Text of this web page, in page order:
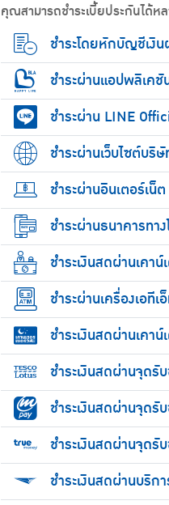
คุณสามารถชำระเบี้ยประกันได้ห
ชำระโดยหักบัญชีเงิ
ชำระผ่านแอปพลิเค
ชำระผ่าน LINE
ชำระผ่านเว็บไซต์บริ
ชำระผ่านอินเตอร์เน็ต
ชำระผ่านธนาคารทา
ชำระเงินสดผ่านเคา
ชำระผ่านเครื่องเอที
ชำระเงินสดผ่านเคาน์
ชำระเงินสดผ่านจุดรั
ชำระเงินสดผ่านจุดรั
ชำระเงินสดผ่านจุดรั
ชำระเงินสดผ่านบริกา